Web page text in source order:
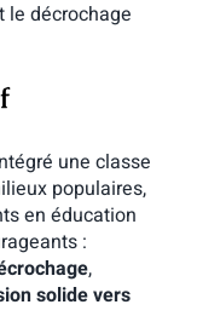
le décrochage
une classe
populaires,
en éducation
:
,
solide vers